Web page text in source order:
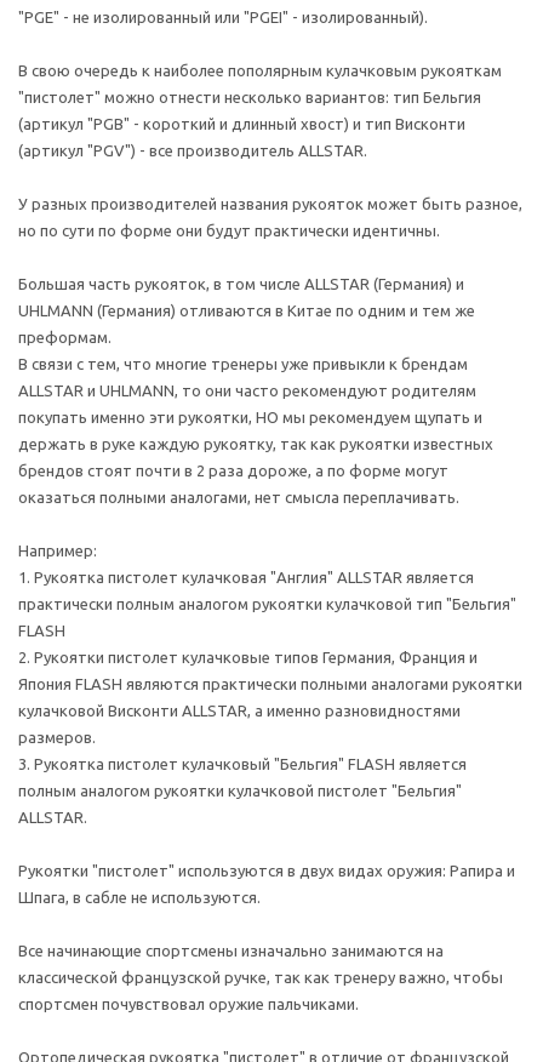
"PGE" - не изолированный или "PGEI" - изолированный).
В свою очередь к наиболее пополярным кулачковым рукояткам
"пистолет" можно отнести несколько вариантов: тип Бельгия
(артикул "PGB" - короткий и длинный хвост) и тип Висконти
(артикул "PGV") - все производитель ALLSTAR.
У разных производителей названия рукояток может быть разное,
но по сути по форме они будут практически идентичны.
Большая часть рукояток, в том числе ALLSTAR (Германия) и
UHLMANN (Германия) отливаются в Китае по одним и тем же
преформам.
В связи с тем, что многие тренеры уже привыкли к брендам
ALLSTAR и UHLMANN, то они часто рекомендуют родителям
покупать именно эти рукоятки, НО мы рекомендуем щупать и
держать в руке каждую рукоятку, так как рукоятки известных
брендов стоят почти в 2 раза дороже, а по форме могут
оказаться полными аналогами, нет смысла переплачивать.
Например:
1. Рукоятка пистолет кулачковая "Англия" ALLSTAR является
практически полным аналогом рукоятки кулачковой тип "Бельгия"
FLASH
2. Рукоятки пистолет кулачковые типов Германия, Франция и
Япония FLASH являются практически полными аналогами рукоятки
кулачковой Висконти ALLSTAR, а именно разновидностями
размеров.
3. Рукоятка пистолет кулачковый "Бельгия" FLASH является
полным аналогом рукоятки кулачковой пистолет "Бельгия"
ALLSTAR.
Рукоятки "пистолет" используются в двух видах оружия: Рапира и
Шпага, в сабле не используются.
Все начинающие спортсмены изначально занимаются на
классической французской ручке, так как тренеру важно, чтобы
спортсмен почувствовал оружие пальчиками.
Ортопедическая рукоятка "пистолет" в отличие от французской